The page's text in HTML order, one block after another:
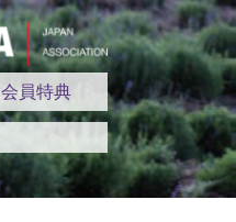
会員特典